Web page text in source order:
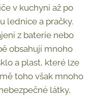
v kuchyni až po
lednice a pračky.
z baterie nebo
obsahují mnoho
a plast, které lze
toho však mnoho
látky,